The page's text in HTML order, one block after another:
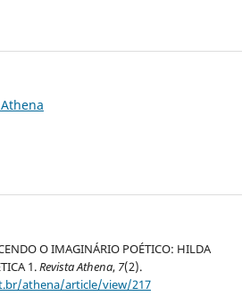
O IMAGINÁRIO POÉTICO: HILDA
1.Revista Athena, 7(2).
athena/article/view/217